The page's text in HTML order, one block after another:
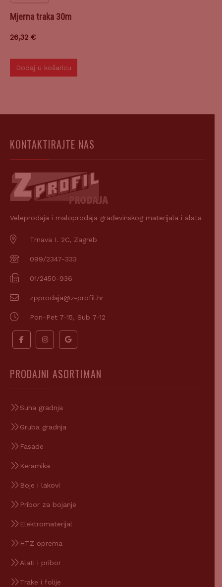
Mjerna traka 30m
26,32 €
Dodaj u košaricu
KONTAKTIRAJTE NAS
Veleprodaja i maloprodaja građevinskog materijala i alata
Trnava I. 2C, Zagreb
099/2347-333
01/2450-936
zpprodaja@z-profil.hr
Pon-Pet 7-15, Sub 7-12
PRODAJNI ASORTIMAN
Suha gradnja
Gruba gradnja
Fasade
Keramika
Boje i lakovi
Pribor za bojanje
Elektromaterijal
HTZ oprema
Alati i pribor
Trake i folije